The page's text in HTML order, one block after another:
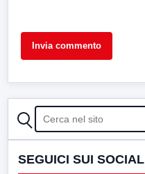
CERCA
SEGUICI SUI SOCIAL